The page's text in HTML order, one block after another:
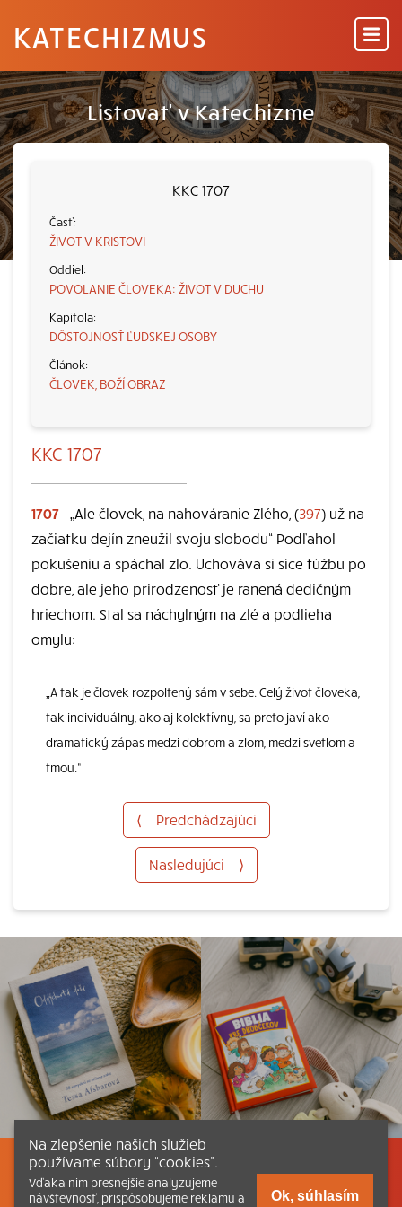
KATECHIZMUS
Listovať v Katechizme
KKC 1707
ŽIVOT V KRISTOVI
POVOLANIE ČLOVEKA: ŽIVOT V DUCHU
DÔSTOJNOSŤ ĽUDSKEJ OSOBY
ČLOVEK, BOŽÍ OBRAZ
KKC 1707
1707 „Ale človek, na nahováranie Zlého, (397) už na
začiatku dejín zneužil svoju slobodu“ Podľahol
pokušeniu a spáchal zlo. Uchováva si síce túžbu po
dobre, ale jeho prirodzenosť je ranená dedičným
hriechom. Stal sa náchylným na zlé a podlieha
omylu:
„A tak je človek rozpoltený sám v sebe. Celý život človeka,
tak individuálny, ako aj kolektívny, sa preto javí ako
dramatický zápas medzi dobrom a zlom, medzi svetlom a
tmou.“
⟨ Predchádzajúci
Nasledujúci ⟩
Listovať Obsah Dokumenty a články
Na zlepšenie našich služieb
používame súbory “cookies”.
Vďaka nim presnejšie analyzujeme
návštevnosť, prispôsobujeme reklamu a
Ok, súhlasím